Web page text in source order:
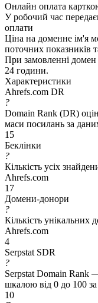
Онлайн оплата
У робочий час
оплати
Ціна на доменне ім'я
поточних показників
При замовленні домен
24 години.
Характеристики
Ahrefs.com DR
?
Domain Rank (DR)
маси посилань за
15
Беклінки
?
Кількість усіх
Ahrefs.com
17
Домени-донори
?
Кількість
Ahrefs.com
4
Serpstat SDR
?
Serpstat Domain Rank
шкалою від 0 до 100
10